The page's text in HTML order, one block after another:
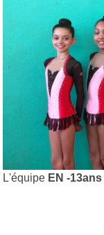
L'équipe EN -13ans